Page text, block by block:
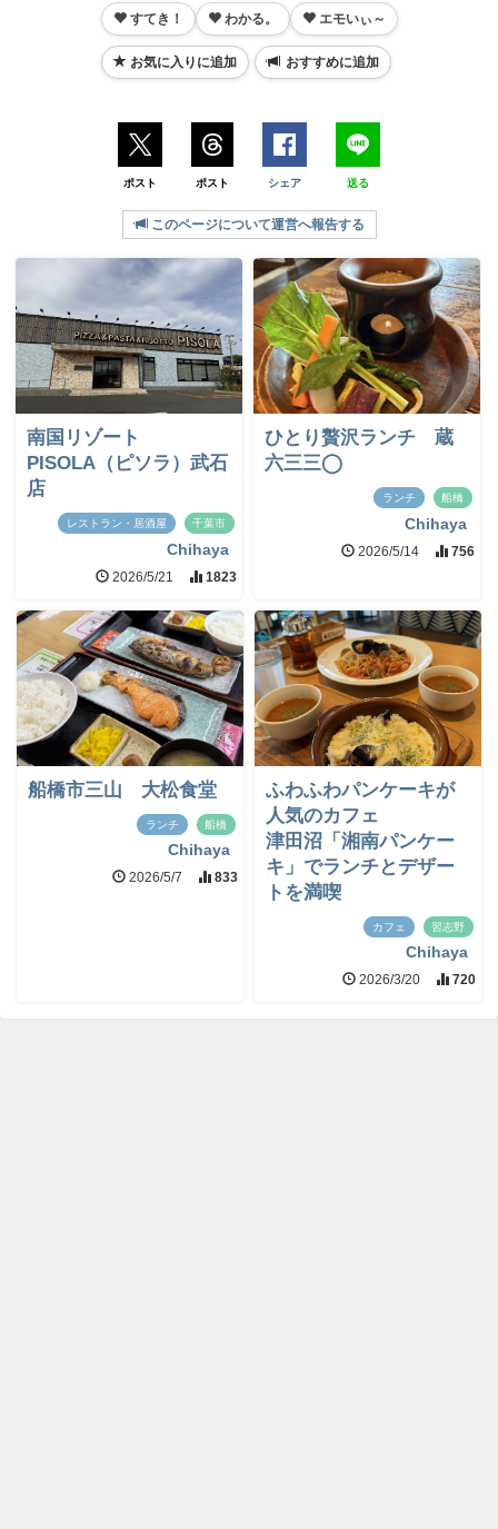
すてき！ わかる。 エモいぃ～
お気に入りに追加 おすすめに追加
ポスト ポスト シェア 送る
このページについて運営へ報告する
南国リゾート
PISOLA（ピソラ）武石
店
レストラン・居酒屋 千葉市
Chihaya
2026/5/21 1823
ひとり贅沢ランチ 蔵
六三三◯
ランチ 船橋
Chihaya
2026/5/14 756
船橋市三山 大松食堂
ランチ 船橋
Chihaya
2026/5/7 833
ふわふわパンケーキが
人気のカフェ
津田沼「湘南パンケー
キ」でランチとデザー
トを満喫
カフェ 習志野
Chihaya
2026/3/20 720